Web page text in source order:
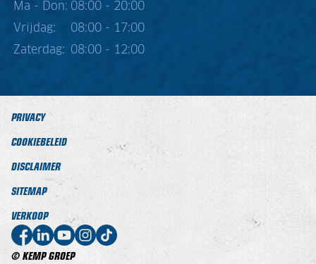
Ma - Don: 08:00 - 20:00
Vrijdag:
08:00 - 17:00
Zaterdag:
08:00 - 12:00
© KEMP GROEP
PRIVACY
COOKIEBELEID
DISCLAIMER
SITEMAP
VERKOOP